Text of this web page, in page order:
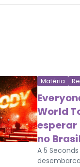
Matéria
World
esperar
no
A 5